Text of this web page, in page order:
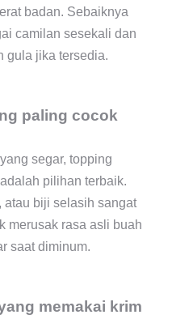
badan. Sebaiknya
camilan sesekali dan
gula jika tersedia.
paling cocok
segar, topping
pilihan terbaik.
atau biji selasih sangat
merusak rasa asli buah
saat diminum.
memakai krim